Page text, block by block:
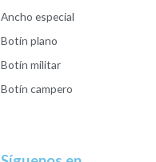
Ancho especial
Botín plano
Botín militar
Botín campero